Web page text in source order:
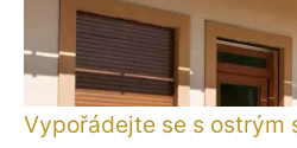
Vypořádejte se s ostrým